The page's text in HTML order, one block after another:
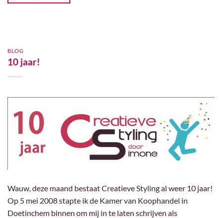
BLOG
10 jaar!
Wauw, deze maand bestaat Creatieve Styling al weer 10 jaar!
Op 5 mei 2008 stapte ik de Kamer van Koophandel in
Doetinchem binnen om mij in te laten schrijven als